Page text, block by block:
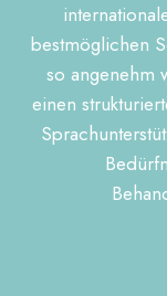
bestmöglichen
so angenehm
einen